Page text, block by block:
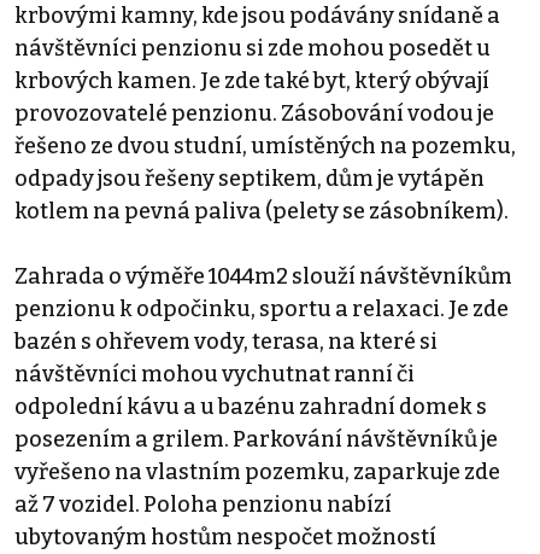
krbovými kamny, kde jsou podávány snídaně a
návštěvníci penzionu si zde mohou posedět u
krbových kamen. Je zde také byt, který obývají
provozovatelé penzionu. Zásobování vodou je
řešeno ze dvou studní, umístěných na pozemku,
odpady jsou řešeny septikem, dům je vytápěn
kotlem na pevná paliva (pelety se zásobníkem).
Zahrada o výměře 1044m2 slouží návštěvníkům
penzionu k odpočinku, sportu a relaxaci. Je zde
bazén s ohřevem vody, terasa, na které si
návštěvníci mohou vychutnat ranní či
odpolední kávu a u bazénu zahradní domek s
posezením a grilem. Parkování návštěvníků je
vyřešeno na vlastním pozemku, zaparkuje zde
až 7 vozidel. Poloha penzionu nabízí
ubytovaným hostům nespočet možností